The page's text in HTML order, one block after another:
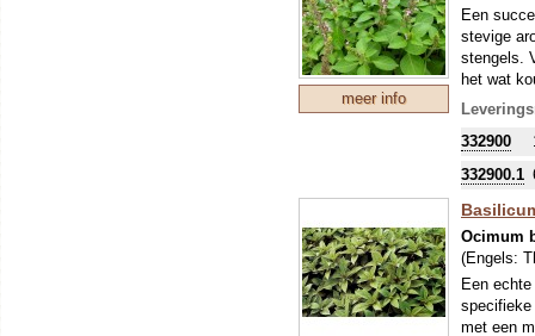
meer info
Een
stevige
stengels.
het wat
dressings
bereiding
332900
332900.1
Ocimum
(Engels:
Een
specifieke
met een